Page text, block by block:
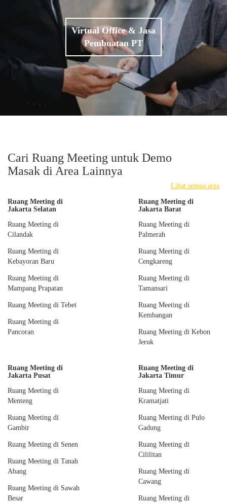
Virtual Office & Jasa
Pembuatan PT
Cari Ruang Meeting untuk Demo
Masak di Area Lainnya
Lihat semua area
Ruang Meeting di
Jakarta Selatan
Ruang Meeting di
Cilandak
Ruang Meeting di
Kebayoran Baru
Ruang Meeting di
Mampang Prapatan
Ruang Meeting di Tebet
Ruang Meeting di
Pancoran
Ruang Meeting di
Jakarta Barat
Ruang Meeting di
Palmerah
Ruang Meeting di
Cengkareng
Ruang Meeting di
Tamansari
Ruang Meeting di
Kembangan
Ruang Meeting di Kebon
Jeruk
Ruang Meeting di
Jakarta Pusat
Ruang Meeting di
Menteng
Ruang Meeting di
Gambir
Ruang Meeting di Senen
Ruang Meeting di Tanah
Abang
Ruang Meeting di Sawah
Besar
Ruang Meeting di
Jakarta Timur
Ruang Meeting di
Kramatjati
Ruang Meeting di Pulo
Gadung
Ruang Meeting di
Cililitan
Ruang Meeting di
Cawang
Ruang Meeting di